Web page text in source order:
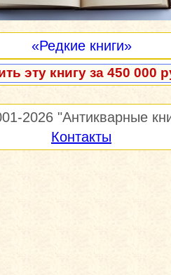
«Редкие книги»
эту книгу за 450 000
2026 "Антикварные
Контакты